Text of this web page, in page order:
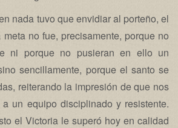
nada tuvo que envidiar al porteño, el
no fue, precisamente, porque no
ni porque no pusieran en ello un
sencillamente, porque el santo se
reiterando la impresión de que nos
a un equipo disciplinado y resistente.
el Victoria le superó hoy en calidad